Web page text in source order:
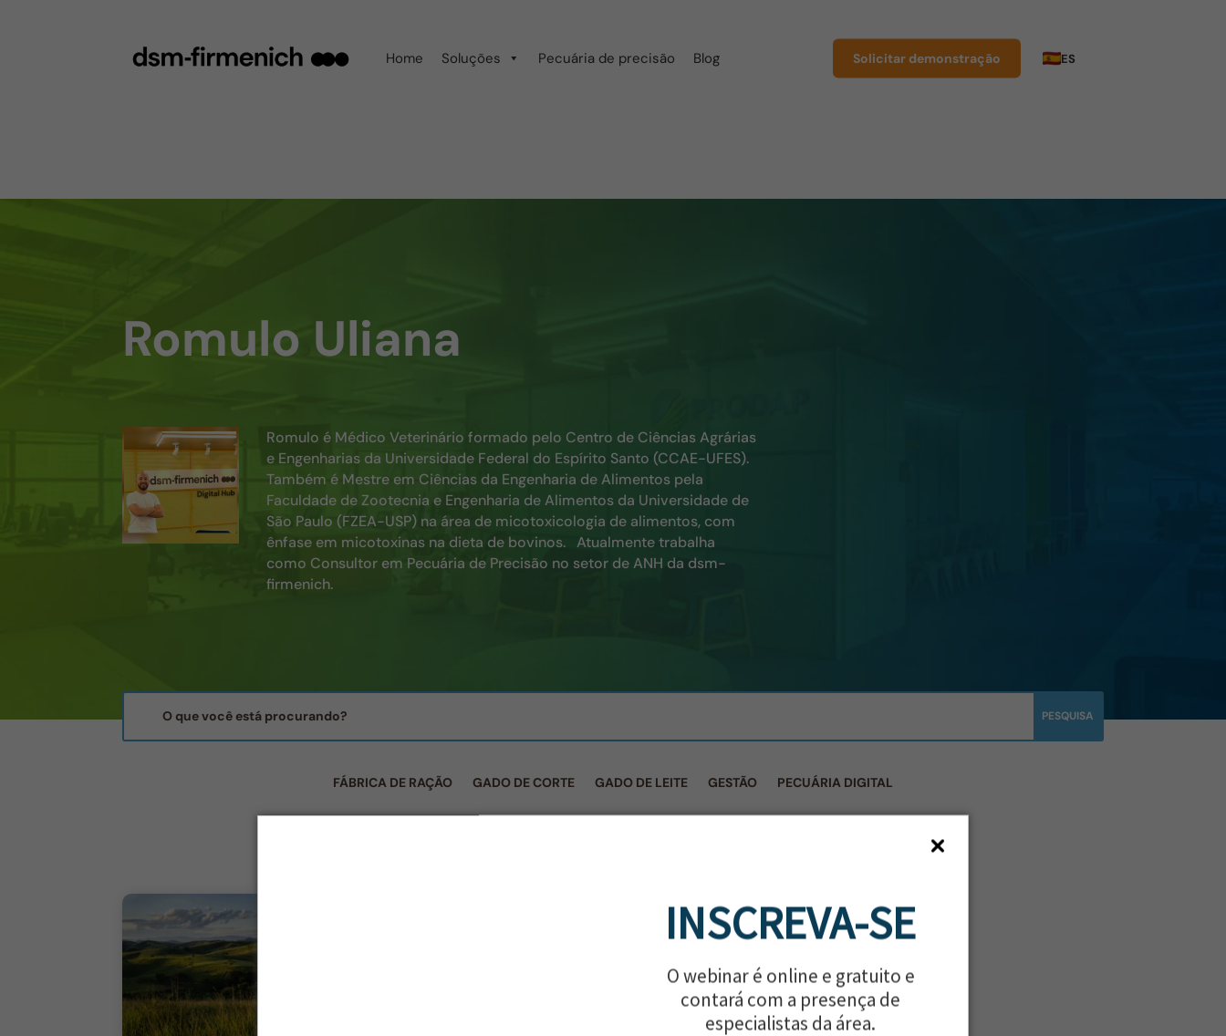
INSCREVA-SE
O webinar é online e gratuito e
contará com a presença de
especialistas da área.
Home Soluções Pecuária de precisão Blog Solicitar demonstração ES
Romulo Uliana
Romulo é Médico Veterinário formado pelo Centro de Ciências Agrárias
e Engenharias da Universidade Federal do Espírito Santo (CCAE-UFES).
Também é Mestre em Ciências da Engenharia de Alimentos pela
Faculdade de Zootecnia e Engenharia de Alimentos da Universidade de
São Paulo (FZEA-USP) na área de micotoxicologia de alimentos, com
ênfase em micotoxinas na dieta de bovinos. Atualmente trabalha
como Consultor em Pecuária de Precisão no setor de ANH da dsm-
firmenich.
FÁBRICA DE RAÇÃO GADO DE CORTE GADO DE LEITE GESTÃO PECUÁRIA DIGITAL